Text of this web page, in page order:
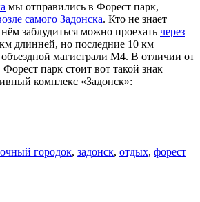
мы отправились в Форест парк,
самого Задонска. Кто не знает
заблудиться можно проехать через
длинней, но последние 10 км
магистрали М4. В отличии от
парк стоит вот такой знак
комплекс «Задонск»:
городок, задонск, отдых, форест